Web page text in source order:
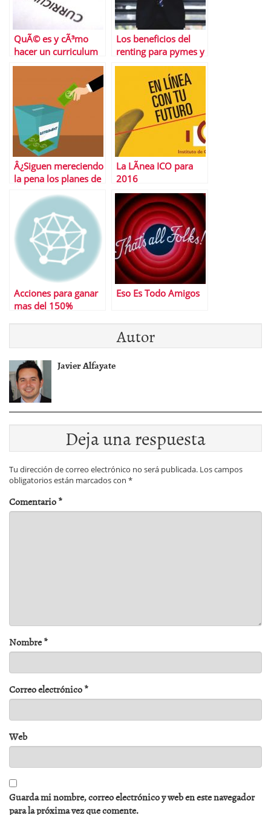
QuÃ© es y cÃ³mo
hacer un curriculum
temÃ¡tico
Los beneficios del
renting para pymes y
grandes empresas
Â¿Siguen mereciendo
la pena los planes de
La LÃ­nea ICO para
2016
Acciones para ganar
mas del 150%
Eso Es Todo Amigos
Autor
Javier Alfayate
Deja una respuesta
Tu dirección de correo electrónico no será publicada. Los campos
obligatorios están marcados con *
Comentario*
Nombre*
Correo electrónico*
Web
Guarda mi nombre, correo electrónico y web en este navegador
para la próxima vez que comente.